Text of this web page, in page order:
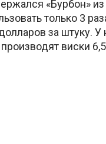
«Бурбон»
только 3
за штуку. У
виски